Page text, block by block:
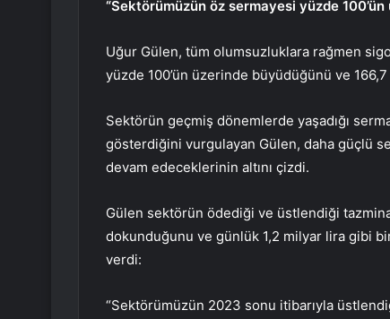
“Sektörümüzün öz sermayesi yüzde
Uğur Gülen, tüm olumsuzluklara rağmen
yüzde 100’ün üzerinde büyüdüğünü ve
Sektörün geçmiş dönemlerde yaşadığı
gösterdiğini vurgulayan Gülen, daha güçlü
devam edeceklerinin altını çizdi.
Gülen sektörün ödediği ve üstlendiği
dokunduğunu ve günlük 1,2 milyar lira gibi
verdi:
“Sektörümüzün 2023 sonu itibarıyla